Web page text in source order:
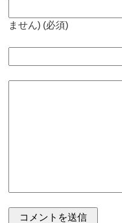
ません) (必須)